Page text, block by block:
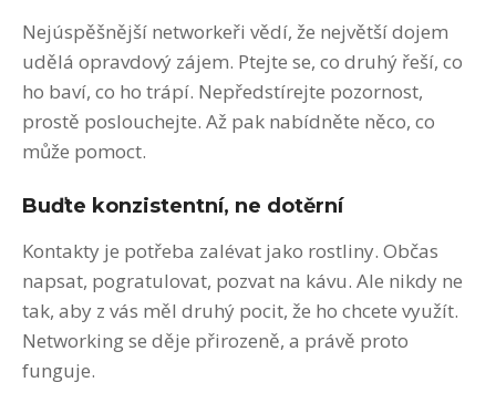
Nejúspěšnější networkeři vědí, že největší dojem
udělá opravdový zájem. Ptejte se, co druhý řeší, co
ho baví, co ho trápí. Nepředstírejte pozornost,
prostě poslouchejte. Až pak nabídněte něco, co
může pomoct.
Buďte konzistentní, ne dotěrní
Kontakty je potřeba zalévat jako rostliny. Občas
napsat, pogratulovat, pozvat na kávu. Ale nikdy ne
tak, aby z vás měl druhý pocit, že ho chcete využít.
Networking se děje přirozeně, a právě proto
funguje.